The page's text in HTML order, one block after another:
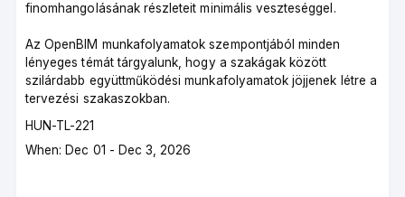
finomhangolásának részleteit minimális veszteséggel.
Az OpenBIM munkafolyamatok szempontjából minden
lényeges témát tárgyalunk, hogy a szakágak között
szilárdabb együttműködési munkafolyamatok jöjjenek létre a
tervezési szakaszokban.
Course
code
HUN-TL-221
Course
When: Dec 01 - Dec 3, 2026